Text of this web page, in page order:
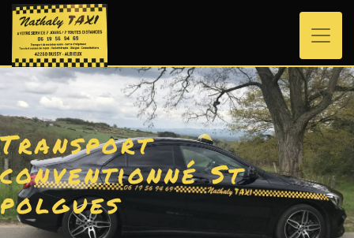
Panneau de gestion des cookies
Transport
conventionné St
polgues